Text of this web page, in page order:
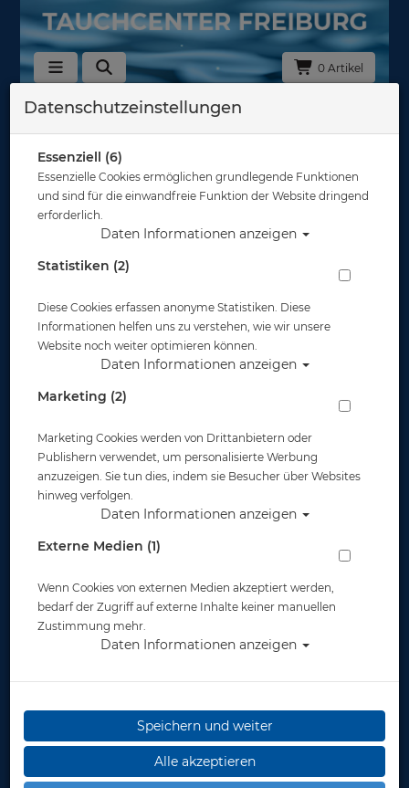
0 Artikel
Restposten Atemregler
Hersteller
Auswahl löschen
Sortierung :
Mares Octopus Dual
152,00 €199,00 €
Apeks ND Schlauch
88,95 €
Datenschutzeinstellungen
Essenziell (6)
Essenzielle Cookies ermöglichen grundlegende Funktionen
und sind für die einwandfreie Funktion der Website dringend
erforderlich.
Daten Informationen anzeigen
Statistiken (2)
Diese Cookies erfassen anonyme Statistiken. Diese
Informationen helfen uns zu verstehen, wie wir unsere
Website noch weiter optimieren können.
Daten Informationen anzeigen
Marketing (2)
Marketing Cookies werden von Drittanbietern oder
Publishern verwendet, um personalisierte Werbung
anzuzeigen. Sie tun dies, indem sie Besucher über Websites
hinweg verfolgen.
Daten Informationen anzeigen
Externe Medien (1)
Wenn Cookies von externen Medien akzeptiert werden,
bedarf der Zugriff auf externe Inhalte keiner manuellen
Zustimmung mehr.
Daten Informationen anzeigen
Speichern und weiter
Alle akzeptieren